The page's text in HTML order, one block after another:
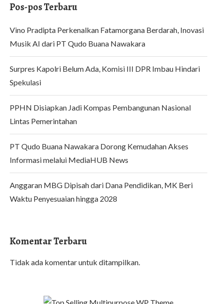
Pos-pos Terbaru
Vino Pradipta Perkenalkan Fatamorgana Berdarah, Inovasi
Musik AI dari PT Qudo Buana Nawakara
Surpres Kapolri Belum Ada, Komisi III DPR Imbau Hindari
Spekulasi
PPHN Disiapkan Jadi Kompas Pembangunan Nasional
Lintas Pemerintahan
PT Qudo Buana Nawakara Dorong Kemudahan Akses
Informasi melalui MediaHUB News
Anggaran MBG Dipisah dari Dana Pendidikan, MK Beri
Waktu Penyesuaian hingga 2028
Komentar Terbaru
Tidak ada komentar untuk ditampilkan.